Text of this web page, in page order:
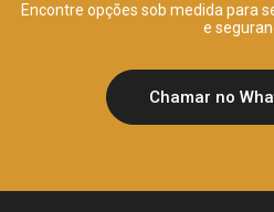
Encontre opções sob medida para
e
Chamar no